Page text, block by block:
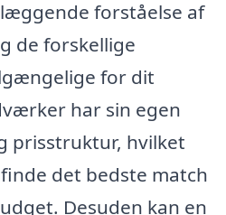
forståelse af
de forskellige
for dit
har sin egen
prisstruktur, hvilket
det bedste match
Desuden kan en